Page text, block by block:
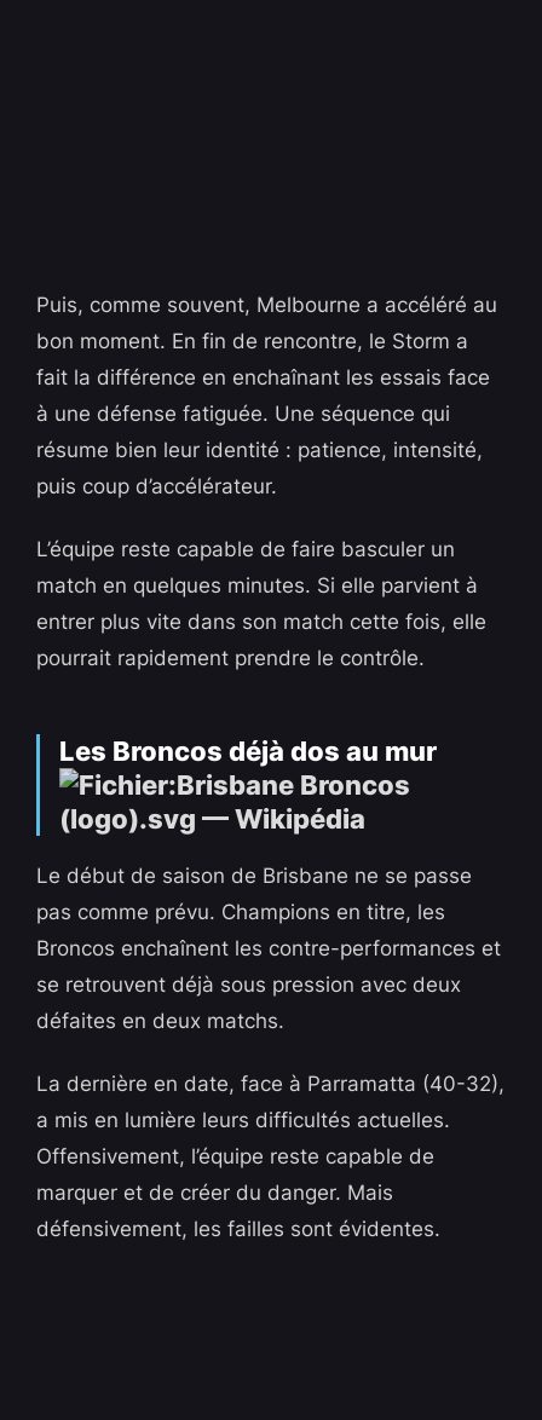
Puis, comme souvent, Melbourne a accéléré au
bon moment. En fin de rencontre, le Storm a
fait la différence en enchaînant les essais face
à une défense fatiguée. Une séquence qui
résume bien leur identité : patience, intensité,
puis coup d’accélérateur.
L’équipe reste capable de faire basculer un
match en quelques minutes. Si elle parvient à
entrer plus vite dans son match cette fois, elle
pourrait rapidement prendre le contrôle.
Les Broncos déjà dos au mur
Le début de saison de Brisbane ne se passe
pas comme prévu. Champions en titre, les
Broncos enchaînent les contre-performances et
se retrouvent déjà sous pression avec deux
défaites en deux matchs.
La dernière en date, face à Parramatta (40-32),
a mis en lumière leurs difficultés actuelles.
Offensivement, l’équipe reste capable de
marquer et de créer du danger. Mais
défensivement, les failles sont évidentes.